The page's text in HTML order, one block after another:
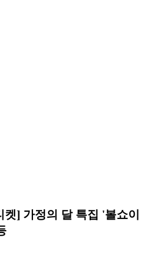
] 가정의 달 특집 '볼쇼이